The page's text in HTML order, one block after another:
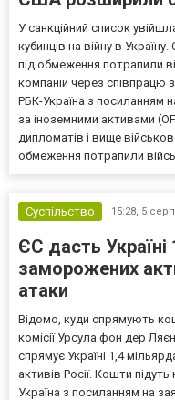
У санкційний список
кубинців на війну в
під обмеження потрапили
компаній через співпрацю
РБК-Україна з посиланням
за іноземними активами
дипломатів і вище
обмеження потрапили
Суспільство 15:28, 5
ЄС дасть
заморожених
атаки
Відомо, куди спрямують
комісії Урсула фон дер
спрямує Україні 1,4
активів Росії. Кошти
Україна з посиланням на